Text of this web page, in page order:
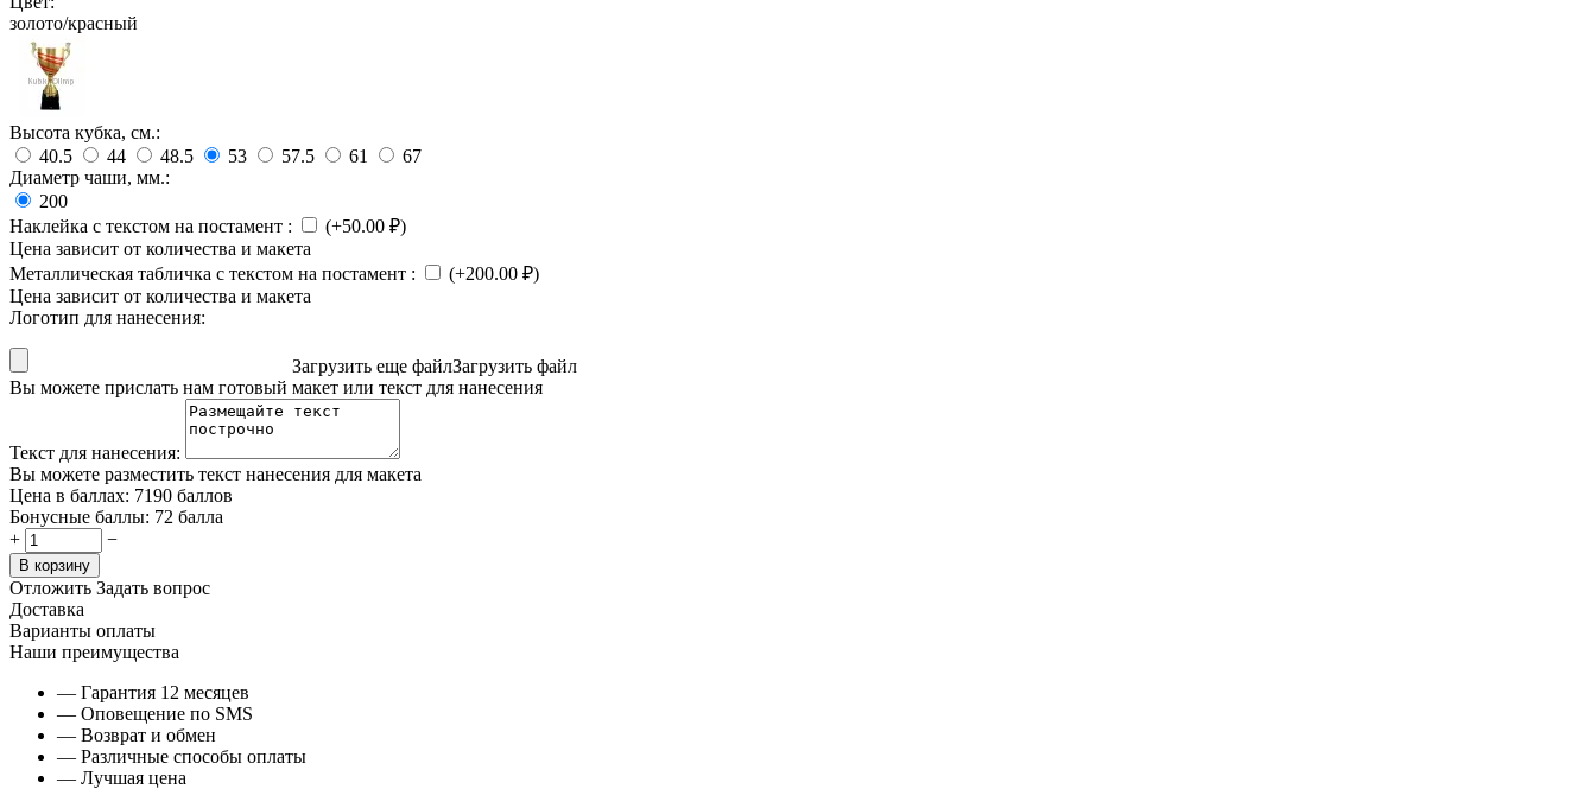
золото/красный
Высота кубка, см.:
40.5
44 48.5 53 57.5 61
67
Диаметр чаши, мм.:
200
Наклейка с текстом на постамент : (+50.00 ₽)
Цена зависит от количества и макета
Металлическая табличка с текстом на постамент : (+200.00 ₽)
Цена зависит от количества и макета
Логотип для нанесения:
Загрузить еще файлЗагрузить файл
Вы можете прислать нам готовый макет или текст для нанесения
Текст для нанесения:
Вы можете разместить текст нанесения для макета
Цена в баллах: 7190 баллов
Бонусные баллы: 72 балла
+
−
В корзину
Отложить Задать вопрос
Доставка
Варианты оплаты
Наши преимущества
— Гарантия 12 месяцев
— Оповещение по SMS
— Возврат и обмен
— Различные способы оплаты
— Лучшая цена